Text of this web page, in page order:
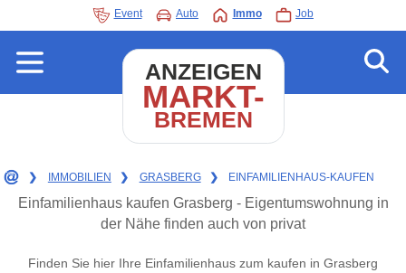
Event Auto Immo Job
ANZEIGEN
MARKT-
BREMEN
❯ IMMOBILIEN ❯ GRASBERG ❯ EINFAMILIENHAUS-KAUFEN
Einfamilienhaus kaufen Grasberg - Eigentumswohnung in
der Nähe finden auch von privat
Finden Sie hier Ihre Einfamilienhaus zum kaufen in Grasberg